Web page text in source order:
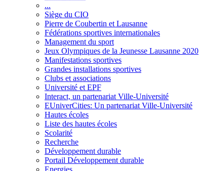
...
Siège du CIO
Pierre de Coubertin et Lausanne
Fédérations sportives internationales
Management du sport
Jeux Olympiques de la Jeunesse Lausanne 2020
Manifestations sportives
Grandes installations sportives
Clubs et associations
Université et EPF
Interact, un partenariat Ville-Université
EUniverCities: Un partenariat Ville-Université
Hautes écoles
Liste des hautes écoles
Scolarité
Recherche
Développement durable
Portail Développement durable
Energies